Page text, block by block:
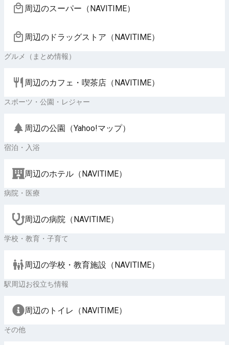
周辺のスーパー（NAVITIME）
周辺のドラッグストア（NAVITIME）
グルメ（まとめ情報）
周辺のカフェ・喫茶店（NAVITIME）
スポーツ・公園・レジャー
周辺の公園（Yahoo!マップ）
宿泊・入浴
周辺のホテル（NAVITIME）
病院・医療
周辺の病院（NAVITIME）
学校・教育・子育て
周辺の学校・教育施設（NAVITIME）
駅周辺お役立ち情報
周辺のトイレ（NAVITIME）
その他